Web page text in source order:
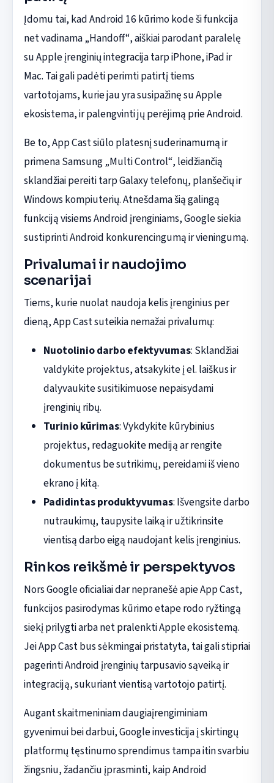
Įdomu tai, kad Android 16 kūrimo kode ši funkcija
net vadinama „Handoff“, aiškiai parodant paralelę
su Apple įrenginių integracija tarp iPhone, iPad ir
Mac. Tai gali padėti perimti patirtį tiems
vartotojams, kurie jau yra susipažinę su Apple
ekosistema, ir palengvinti jų perėjimą prie Android.
Be to, App Cast siūlo platesnį suderinamumą ir
primena Samsung „Multi Control“, leidžiančią
sklandžiai pereiti tarp Galaxy telefonų, planšečių ir
Windows kompiuterių. Atnešdama šią galingą
funkciją visiems Android įrenginiams, Google siekia
sustiprinti Android konkurencingumą ir vieningumą.
Privalumai ir naudojimo
scenarijai
Tiems, kurie nuolat naudoja kelis įrenginius per
dieną, App Cast suteikia nemažai privalumų:
Nuotolinio darbo efektyvumas: Sklandžiai
valdykite projektus, atsakykite į el. laiškus ir
dalyvaukite susitikimuose nepaisydami
įrenginių ribų.
Turinio kūrimas: Vykdykite kūrybinius
projektus, redaguokite mediją ar rengite
dokumentus be sutrikimų, pereidami iš vieno
ekrano į kitą.
Padidintas produktyvumas: Išvengsite darbo
nutraukimų, taupysite laiką ir užtikrinsite
vientisą darbo eigą naudojant kelis įrenginius.
Rinkos reikšmė ir perspektyvos
Nors Google oficialiai dar nepranešė apie App Cast,
funkcijos pasirodymas kūrimo etape rodo ryžtingą
siekį prilygti arba net pralenkti Apple ekosistemą.
Jei App Cast bus sėkmingai pristatyta, tai gali stipriai
pagerinti Android įrenginių tarpusavio sąveiką ir
integraciją, sukuriant vientisą vartotojo patirtį.
Augant skaitmeniniam daugiaįrengiminiam
gyvenimui bei darbui, Google investicija į skirtingų
platformų tęstinumo sprendimus tampa itin svarbiu
žingsniu, žadančiu įprasminti, kaip Android